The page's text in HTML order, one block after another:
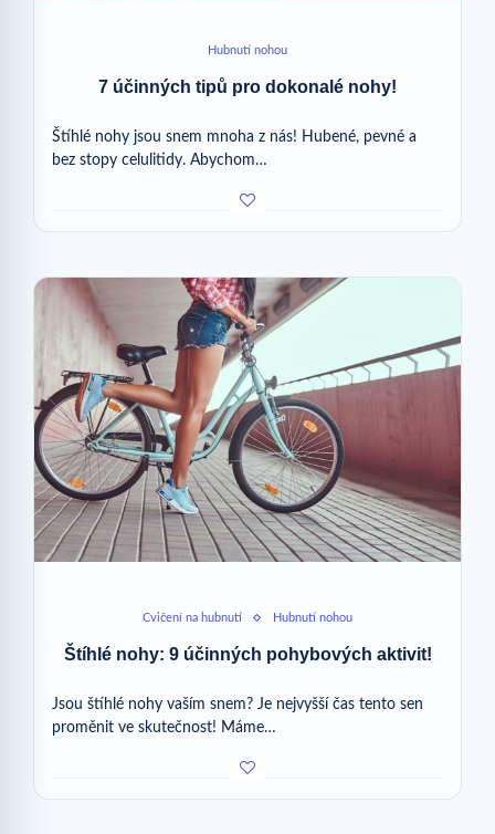
Hubnutí nohou
7 účinných tipů pro dokonalé nohy!
Štíhlé nohy jsou snem mnoha z nás! Hubené, pevné a
bez stopy celulitidy. Abychom…
Cvičení na hubnutí Hubnutí nohou
Štíhlé nohy: 9 účinných pohybových aktivit!
Jsou štíhlé nohy vaším snem? Je nejvyšší čas tento sen
proměnit ve skutečnost! Máme…